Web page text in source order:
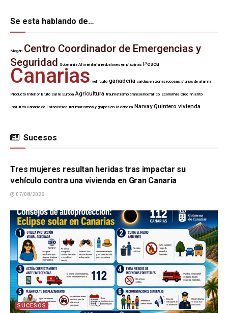
Se esta hablando de…
Mogán Centro Coordinador de Emergencias y
Seguridad Soberanía Alimentaria resbalones en piscinas Pesca
Canarias vehículo ganadería caídas en zonas rocosas signos de alarma
Producto Interior Bruto calle Europa Agricultura traumatismo craneoencefálico Economía Crecimiento
Instituto Canario de Estadística traumatismos y golpes en la cabeza Narvay Quintero vivienda
Sucesos
SUCESOS
Tres mujeres resultan heridas tras impactar su
vehículo contra una vivienda en Gran Canaria
07/08/2026
SUCESOS